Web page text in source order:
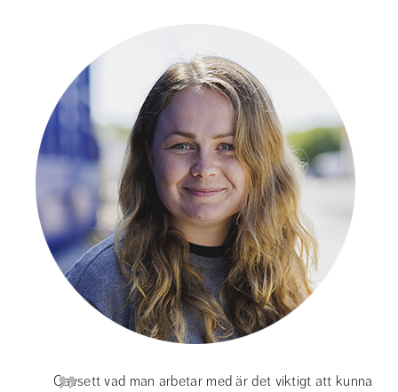
Oavsett vad man arbetar med är det viktigt att kunna